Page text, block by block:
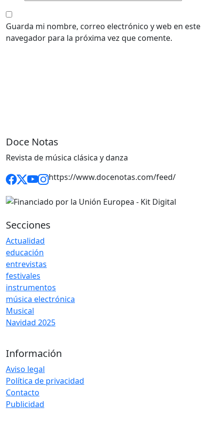
Guarda mi nombre, correo electrónico y web en este
navegador para la próxima vez que comente.
Doce Notas
Revista de música clásica y danza
https://www.docenotas.com/feed/
Secciones
Actualidad
educación
entrevistas
festivales
instrumentos
música electrónica
Musical
Navidad 2025
Información
Aviso legal
Política de privacidad
Contacto
Publicidad